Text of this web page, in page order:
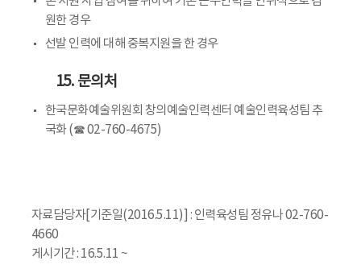
원한 경우
선발 인력에 대해 중복지원을 한 경우
15. 문의처
한국문화예술위원회 창의예술인력센터 예술인력육성팀 추
국화 (☎ 02-760-4675)
자료담당자[기준일(2016.5.11)] : 인력육성팀 정유나 02-760-
4660
게시기간 : 16.5.11 ~